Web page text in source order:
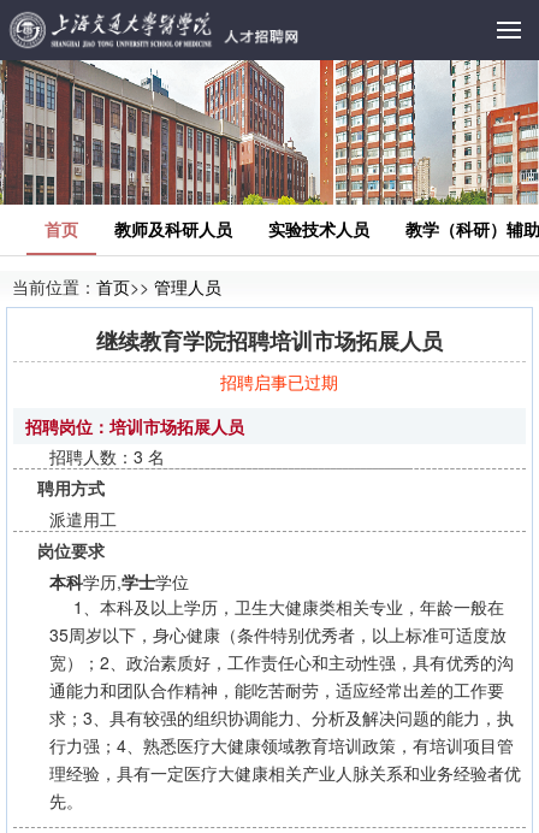
首页 教师及科研人员 实验技术人员 教学（科研）辅
当前位置： 首页>> 管理人员
继续教育学院招聘培训市场拓展人员
招聘启事已过期
招聘岗位：培训市场拓展人员
招聘人数：3 名
聘用方式
派遣用工
岗位要求
本科学历,学士学位
1、本科及以上学历，卫生大健康类相关专业，年龄一般在
35周岁以下，身心健康（条件特别优秀者，以上标准可适度放
宽）；2、政治素质好，工作责任心和主动性强，具有优秀的沟
通能力和团队合作精神，能吃苦耐劳，适应经常出差的工作要
求；3、具有较强的组织协调能力、分析及解决问题的能力，执
行力强；4、熟悉医疗大健康领域教育培训政策，有培训项目管
理经验，具有一定医疗大健康相关产业人脉关系和业务经验者优
先。